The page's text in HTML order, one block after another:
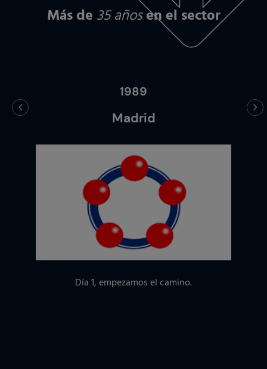
Más de 35 añosen el sector
1989
Madrid
Día 1, empezamos el camino.